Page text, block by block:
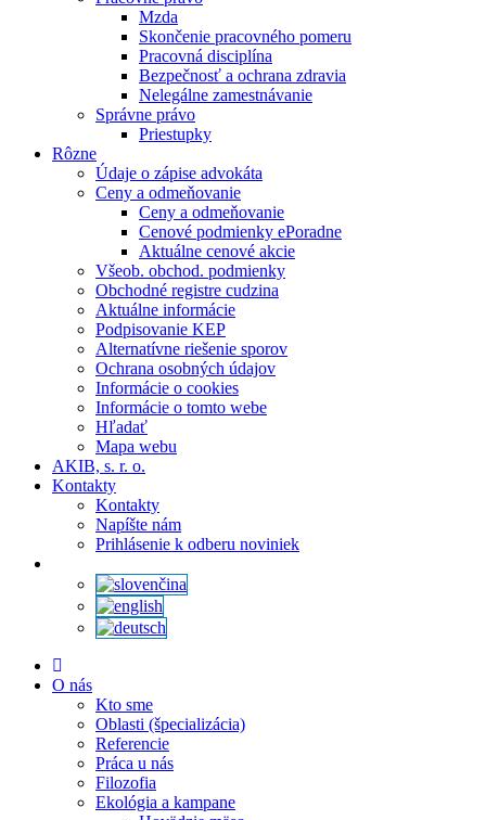
Mzda
Skončenie pracovného pomeru
Pracovná disciplína
Bezpečnosť a ochrana zdravia
Nelegálne zamestnávanie
Správne právo
Priestupky
Rôzne
Údaje o zápise advokáta
Ceny a odmeňovanie
Ceny a odmeňovanie
Cenové podmienky ePoradne
Aktuálne cenové akcie
Všeob. obchod. podmienky
Obchodné registre cudzina
Aktuálne informácie
Podpisovanie KEP
Alternatívne riešenie sporov
Ochrana osobných údajov
Informácie o cookies
Informácie o tomto webe
Hľadať
Mapa webu
AKIB, s. r. o.
Kontakty
Kontakty
Napíšte nám
Prihlásenie k odberu noviniek
O nás
Kto sme
Oblasti (špecializácia)
Referencie
Práca u nás
Filozofia
Ekológia a kampane